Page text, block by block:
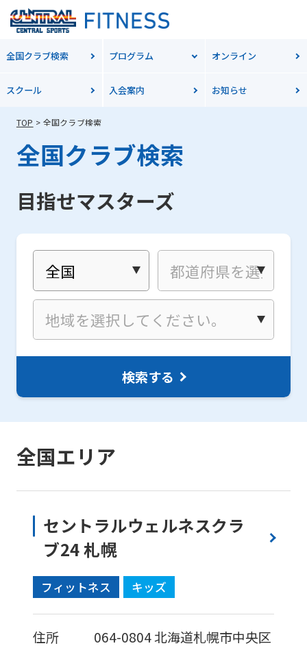
全国クラブ検索 プログラム オンライン
スクール 入会案内 お知らせ
TOP 全国クラブ検索
全国クラブ検索
目指せマスターズ
検索する
全国エリア
セントラルウェルネスクラ
ブ24 札幌
フィットネス キッズ
住所 064-0804北海道札幌市中央区